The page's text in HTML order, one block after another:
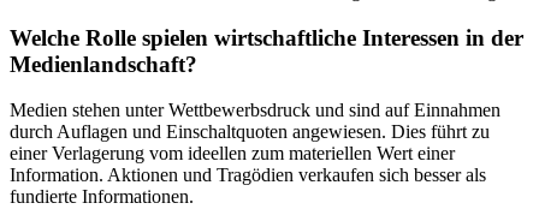
Welche Rolle spielen wirtschaftliche Interessen in der
Medienlandschaft?
Medien stehen unter Wettbewerbsdruck und sind auf Einnahmen
durch Auflagen und Einschaltquoten angewiesen. Dies führt zu
einer Verlagerung vom ideellen zum materiellen Wert einer
Information. Aktionen und Tragödien verkaufen sich besser als
fundierte Informationen.